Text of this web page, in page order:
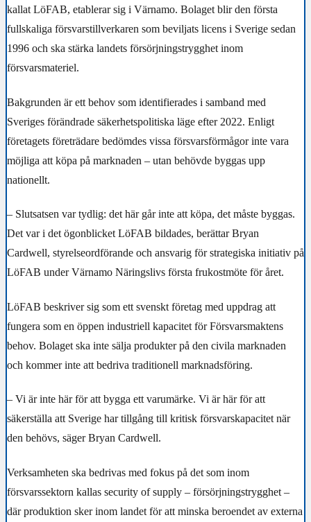
kallat LöFAB, etablerar sig i Värnamo. Bolaget blir den första
fullskaliga försvarstillverkaren som beviljats licens i Sverige sedan
1996 och ska stärka landets försörjningstrygghet inom
försvarsmateriel.
Bakgrunden är ett behov som identifierades i samband med
Sveriges förändrade säkerhetspolitiska läge efter 2022. Enligt
företagets företrädare bedömdes vissa försvarsförmågor inte vara
möjliga att köpa på marknaden – utan behövde byggas upp
nationellt.
– Slutsatsen var tydlig: det här går inte att köpa, det måste byggas.
Det var i det ögonblicket LöFAB bildades, berättar Bryan
Cardwell, styrelseordförande och ansvarig för strategiska initiativ på
LöFAB under Värnamo Näringslivs första frukostmöte för året.
LöFAB beskriver sig som ett svenskt företag med uppdrag att
fungera som en öppen industriell kapacitet för Försvarsmaktens
behov. Bolaget ska inte sälja produkter på den civila marknaden
och kommer inte att bedriva traditionell marknadsföring.
– Vi är inte här för att bygga ett varumärke. Vi är här för att
säkerställa att Sverige har tillgång till kritisk försvarskapacitet när
den behövs, säger Bryan Cardwell.
Verksamheten ska bedrivas med fokus på det som inom
försvarssektorn kallas security of supply – försörjningstrygghet –
där produktion sker inom landet för att minska beroendet av externa